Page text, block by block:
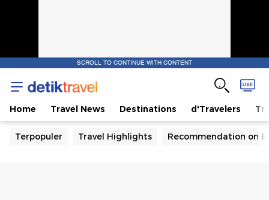
SCROLL TO CONTINUE WITH CONTENT
Home Travel News Destinations d'Travelers
Terpopuler Travel Highlights Recommendation on